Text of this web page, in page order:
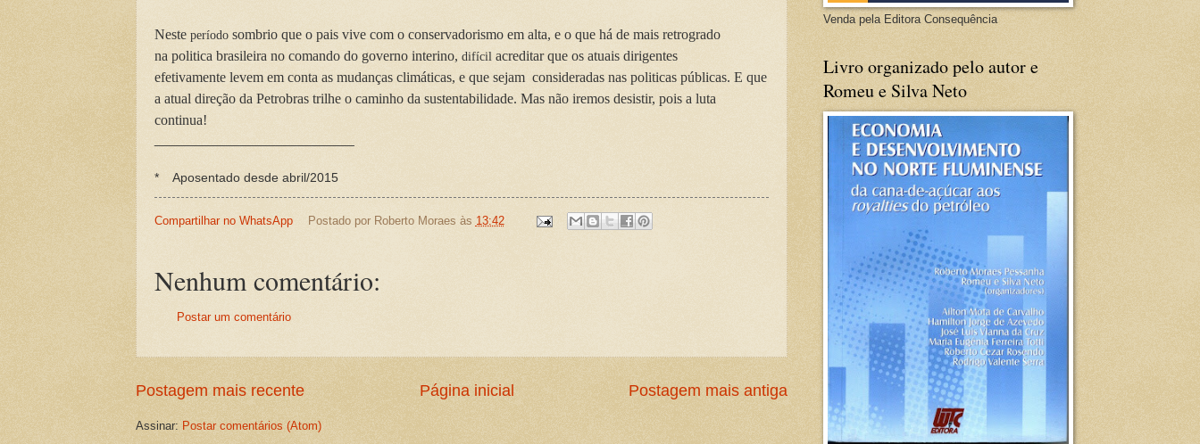
Neste período sombrio que o pais vive com o conservadorismo em alta, e o que há de mais retrogrado
na politica brasileira no comando do governo interino, difícil acreditar que os atuais dirigentes
efetivamente levem em conta as mudanças climáticas, e que sejam consideradas nas politicas públicas. E que
a atual direção da Petrobras trilhe o caminho da sustentabilidade. Mas não iremos desistir, pois a luta
continua!
* Aposentado desde abril/2015
Compartilhar no WhatsApp Postado por Roberto Moraes às 13:42
Nenhum comentário:
Postar um comentário
Postagem mais recente Postagem mais antiga
Página inicial
Assinar: Postar comentários (Atom)
Venda pela Editora Consequência
Livro organizado pelo autor e
Romeu e Silva Neto